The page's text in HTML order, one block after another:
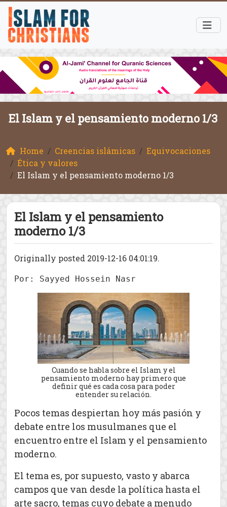
El Islam y el pensamiento moderno 1/3
Home Creencias islámicas
Equivocaciones
Ética y valores
El Islam y el pensamiento moderno 1/3
El Islam y el pensamiento
moderno 1/3
Originally posted 2019-12-16 04:01:19.
Por: Sayyed Hossein Nasr
Cuando se habla sobre el Islam y el
pensamiento moderno hay primero que
definir qué es cada cosa para poder
entender su relación.
Pocos temas despiertan hoy más pasión y
debate entre los musulmanes que el
encuentro entre el Islam y el pensamiento
moderno.
El tema es, por supuesto, vasto y abarca
campos que van desde la política hasta el
arte sacro, temas cuyo debate a menudo